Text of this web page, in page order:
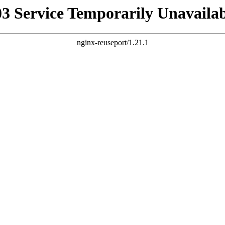
Service Temporarily
nginx-reuseport/1.21.1